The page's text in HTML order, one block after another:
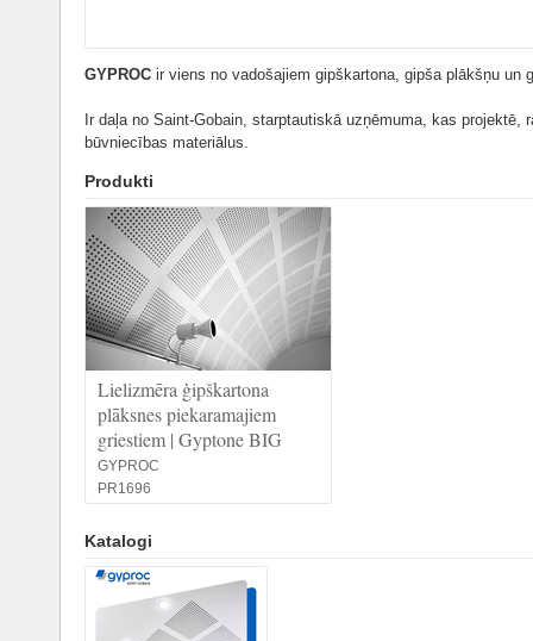
GYPROC ir viens no vadošajiem gipškartona, gipša plākšņu un
Ir daļa no Saint-Gobain, starptautiskā uzņēmuma, kas
būvniecības materiālus.
Produkti
Lielizmēra ģipškartona
plāksnes piekaramajiem
griestiem | Gyptone BIG
GYPROC
PR1696
Katalogi